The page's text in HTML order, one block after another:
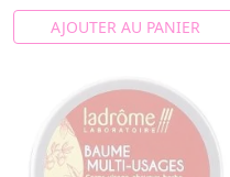
AJOUTER AU PANIER